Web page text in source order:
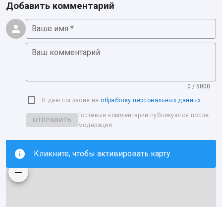
Добавить комментарий
Ваше имя *
Ваш комментарий
0 / 5000
Я даю согласие на обработку персональных данных
ОТПРАВИТЬ
Гостевые комментарии публикуются после
модерации
Кликните, чтобы активировать карту